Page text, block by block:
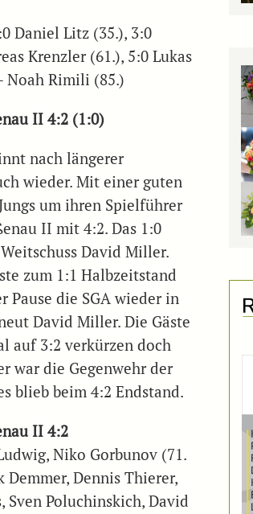
Daniel Litz (35.), 3:0
Krenzler (61.), 5:0 Lukas
Noah Rimili (85.)
II 4:2 (1:0)
nach längerer
wieder. Mit einer guten
um ihren Spielführer
II mit 4:2. Das 1:0
David Miller.
zum 1:1 Halbzeitstand
Pause die SGA wieder in
David Miller. Die Gäste
auf 3:2 verkürzen doch
war die Gegenwehr der
blieb beim 4:2 Endstand.
II 4:2
Niko Gorbunov (71.
Dennis Thierer,
Sven Poluchinskich, David